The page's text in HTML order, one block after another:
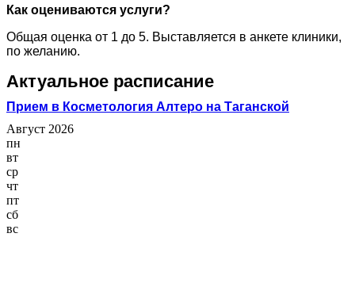
Как оцениваются услуги?
Общая оценка от 1 до 5. Выставляется в анкете клиники,
по желанию.
Актуальное расписание
Прием в Косметология Алтеро на Таганской
Август 2026
пн
вт
ср
чт
пт
сб
вс